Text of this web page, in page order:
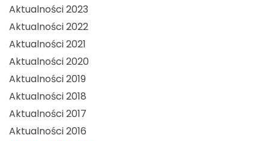
Aktualności 2023
Aktualności 2022
Aktualności 2021
Aktualności 2020
Aktualności 2019
Aktualności 2018
Aktualności 2017
Aktualności 2016